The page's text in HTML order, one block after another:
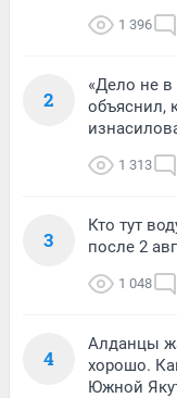
1 396
2
«Дело не
объяснил,
1 313
3
Кто тут
после 2
1 048
4
Алданцы
хорошо.
Южной